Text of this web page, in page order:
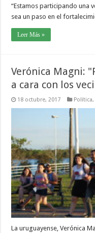
“Estamos participando una
sea un paso en el
Leer Más »
Verónica Magni:
a cara con los
18 octubre, 2017 Política,
La uruguayense, Verónica